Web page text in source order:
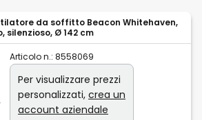
da soffitto Beacon Whitehaven,
silenzioso, Ø 142 cm
Articolo n.: 8558069
Per visualizzare prezzi
personalizzati, crea un
account aziendale